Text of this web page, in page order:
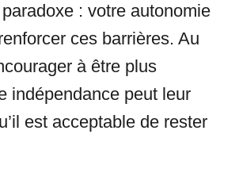
: votre autonomie
ces barrières. Au
à être plus
indépendance peut leur
est acceptable de rester